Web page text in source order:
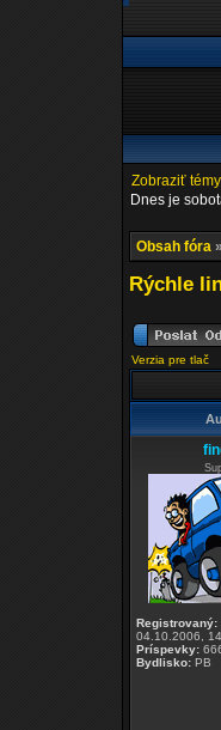
Zobraziť
Dnes je
Obsah fóra »
Rýchle
Verzia pre tlač
Registrovaný:
04.10.2006,
Príspevky:
Bydlisko: PB